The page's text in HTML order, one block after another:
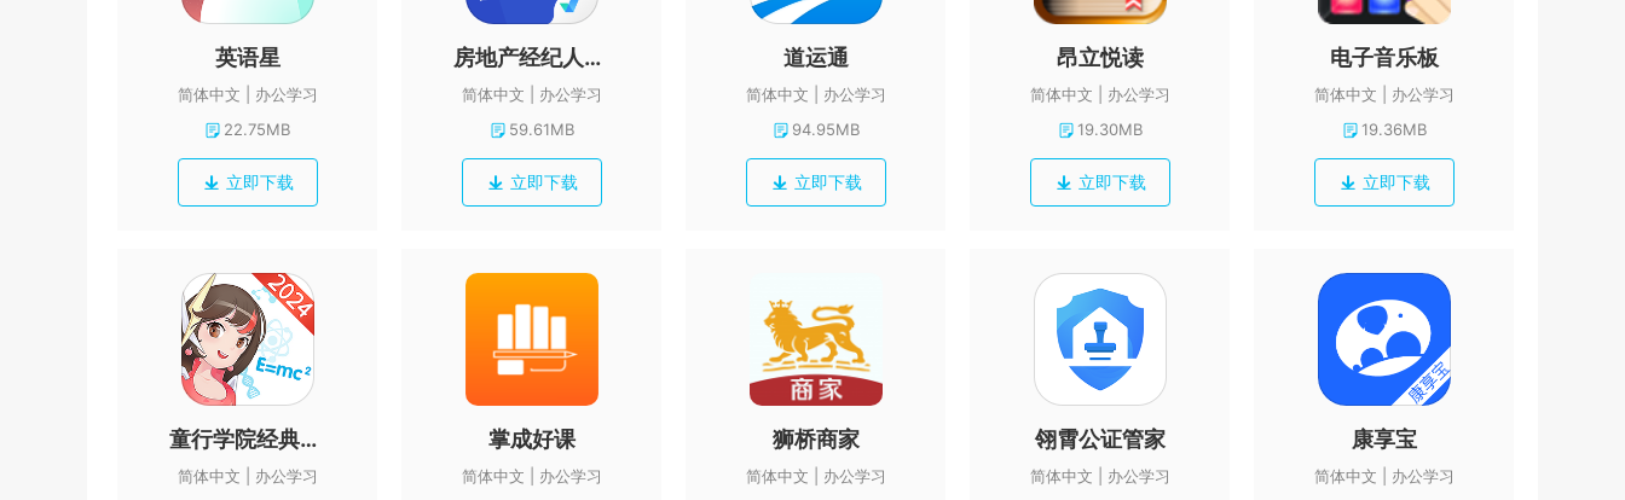
英语星
简体中文
办公学习
22.75MB
立即下载
房地产经纪人考试聚题库
简体中文
办公学习
59.61MB
立即下载
道运通
简体中文
办公学习
94.95MB
立即下载
昂立悦读
简体中文
办公学习
19.30MB
立即下载
电子音乐板
简体中文
办公学习
19.36MB
立即下载
童行学院经典之旅
简体中文
办公学习
掌成好课
简体中文
办公学习
狮桥商家
简体中文
办公学习
翎霄公证管家
简体中文
办公学习
康享宝
简体中文
办公学习